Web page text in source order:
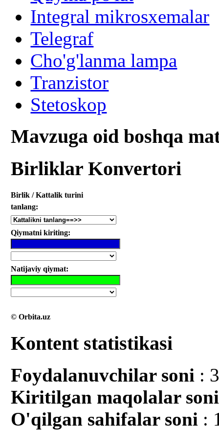
Integral mikrosxemalar
Telegraf
Cho'g'lanma lampa
Tranzistor
Stetoskop
Mavzuga oid boshqa
Birliklar Konvertori
Birlik / Kattalik turini
tanlang:
Qiymatni kiriting:
Natijaviy qiymat:
© Orbita.uz
Kontent statistikasi
Foydalanuvchilar soni :
Kiritilgan mаqolalar soni
O'qilgan sahifalar soni :